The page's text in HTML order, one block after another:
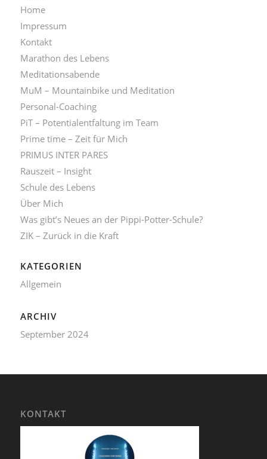
Home
Impressum
Kontakt
Marathon des Lebens
Meditationsabende
MuM – Mountainbike und Meditation
Personal-Coaching
PiT – Potentialentfaltung im Team
Prime time – Zeit für Mich
PRIMUS INTER PARES
Rauszeit – Insight
Schule des Lebens
Über Mich
Was gibt’s Neues an der Pippi-Potter-Schule?
ZIK – Zurück in die Kraft
KATEGORIEN
Allgemein
ARCHIV
September 2024
KONTAKT